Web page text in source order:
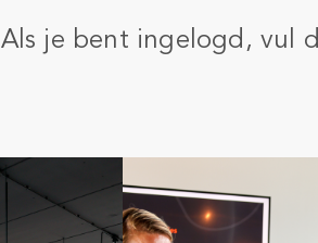
Als je bent ingelogd, vul